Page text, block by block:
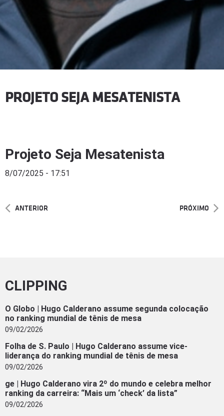
PROJETO SEJA MESATENISTA
Projeto Seja Mesatenista
8/07/2025 - 17:51
ANTERIOR PRÓXIMO
CLIPPING
O Globo | Hugo Calderano assume segunda colocação
no ranking mundial de tênis de mesa
09/02/2026
Folha de S. Paulo | Hugo Calderano assume vice-
liderança do ranking mundial de tênis de mesa
09/02/2026
ge | Hugo Calderano vira 2º do mundo e celebra melhor
ranking da carreira: “Mais um ‘check’ da lista”
09/02/2026